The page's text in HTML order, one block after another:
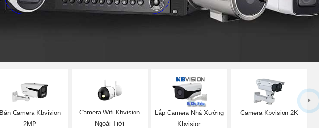
Bán Camera Kbvision
2MP
Camera Wifi Kbvision
Ngoài Trời
Lắp Camera Nhà Xưởng
Kbvision
Camera Kbvision 2K